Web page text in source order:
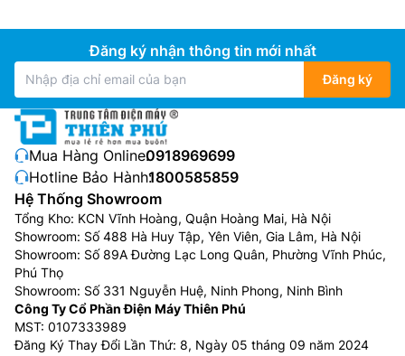
Đăng ký nhận thông tin mới nhất
Đăng ký
Mua Hàng Online:0918969699
Hotline Bảo Hành:1800585859
Hệ Thống Showroom
Tổng Kho: KCN Vĩnh Hoàng, Quận Hoàng Mai, Hà Nội
Showroom: Số 488 Hà Huy Tập, Yên Viên, Gia Lâm, Hà Nội
Showroom: Số 89A Đường Lạc Long Quân, Phường Vĩnh Phúc,
Phú Thọ
Showroom: Số 331 Nguyễn Huệ, Ninh Phong, Ninh Bình
Công Ty Cổ Phần Điện Máy Thiên Phú
MST: 0107333989
Đăng Ký Thay Đổi Lần Thứ: 8, Ngày 05 tháng 09 năm 2024